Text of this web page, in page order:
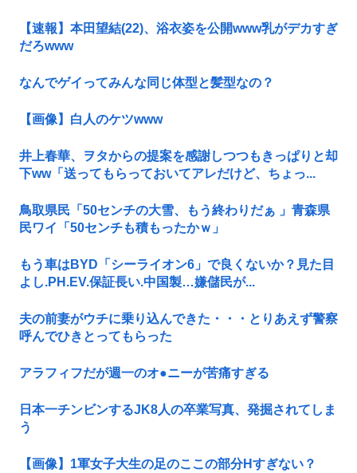
【速報】本田望結(22)、浴衣姿を公開www乳がデカすぎ
だろwww
なんでゲイってみんな同じ体型と髪型なの？
【画像】白人のケツwww
井上春華、ヲタからの提案を感謝しつつもきっぱりと却
下ww「送ってもらっておいてアレだけど、ちょっ...
鳥取県民「50センチの大雪、もう終わりだぁ 」青森県
民ワイ「50センチも積もったかｗ」
もう車はBYD「シーライオン6」で良くないか？見た目
よし.PH.EV.保証長い.中国製…嫌儲民が...
夫の前妻がウチに乗り込んできた・・・とりあえず警察
呼んでひきとってもらった
アラフィフだが週一のオ●ニーが苦痛すぎる
日本一チンビンするJK8人の卒業写真、発掘されてしま
う
【画像】1軍女子大生の足のここの部分Нすぎない？